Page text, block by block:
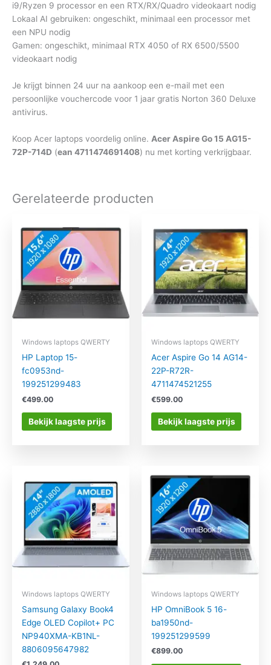
i9/Ryzen 9 processor en een RTX/RX/Quadro videokaart nodig
Lokaal AI gebruiken: ongeschikt, minimaal een processor met
een NPU nodig
Gamen: ongeschikt, minimaal RTX 4050 of RX 6500/5500
videokaart nodig
Je krijgt binnen 24 uur na aankoop een e-mail met een
persoonlijke vouchercode voor 1 jaar gratis Norton 360 Deluxe
antivirus.
Koop Acer laptops voordelig online. Acer Aspire Go 15 AG15-
72P-714D (ean 4711474691408) nu met korting verkrijgbaar.
Gerelateerde producten
Windows laptops QWERTY
HP Laptop 15-
fc0953nd-
199251299483
€499.00
Bekijk laagste prijs
Windows laptops QWERTY
Acer Aspire Go 14 AG14-
22P-R72R-
4711474521255
€599.00
Bekijk laagste prijs
Windows laptops QWERTY
Samsung Galaxy Book4
Edge OLED Copilot+ PC
NP940XMA-KB1NL-
8806095647982
Windows laptops QWERTY
HP OmniBook 5 16-
ba1950nd-
199251299599
€899.00